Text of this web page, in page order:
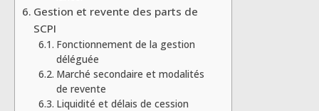
Gestion et revente des parts de
SCPI
Fonctionnement de la gestion
déléguée
Marché secondaire et modalités
de revente
Liquidité et délais de cession